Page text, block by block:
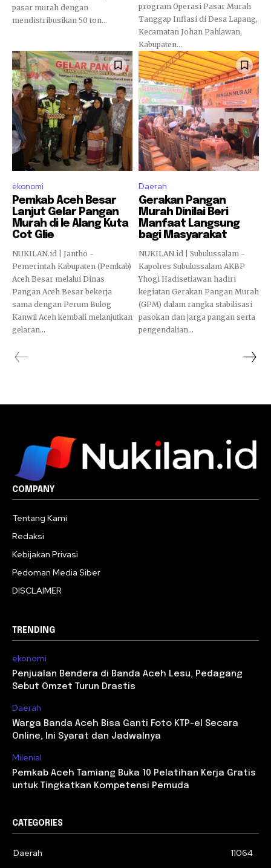
pasar murah dengan
mendistribusikan 50 ton...
program Operasi Pasar Murah
Tanggap Inflasi di Desa Lapang,
Kecamatan Johan Pahlawan,
Kabupaten...
ekonomi
Pemkab Aceh Besar
Lanjut Gelar Pangan
Murah di Ie Alang Kuta
Cot Glie
NUKILAN.id | Jantho -
Pemerintah Kabupaten (Pemkab)
Aceh Besar melalui Dinas
Pangan Aceh Besar bekerja
sama dengan Perum Bulog
Kanwil Aceh kembali melanjutkan
gelaran...
Daerah
Gerakan Pangan
Murah Dinilai Beri
Manfaat Langsung
bagi Masyarakat
NUKILAN.id | Subulussalam -
Kapolres Subulussalam AKBP
Yhogi Hadisetiawan hadiri
kegiatan Gerakan Pangan Murah
(GPM) dalam rangka stabilisasi
pasokan dan jarga pangan serta
pengendalian...
COMPANY
Tentang Kami
Redaksi
Kebijakan Privasi
Pedoman Media Siber
DISCLAIMER
TRENDING
ekonomi
Penjualan Bendera di Banda Aceh Lesu, Pedagang
Sebut Omzet Turun Drastis
Daerah
Warga Banda Aceh Bisa Ganti Foto KTP-el Secara
Online, Ini Syarat dan Jadwalnya
Milenial
Pemkab Aceh Tamiang Buka 10 Pelatihan Kerja Gratis
untuk Tingkatkan Kompetensi Pemuda
CATEGORIES
Daerah
11064